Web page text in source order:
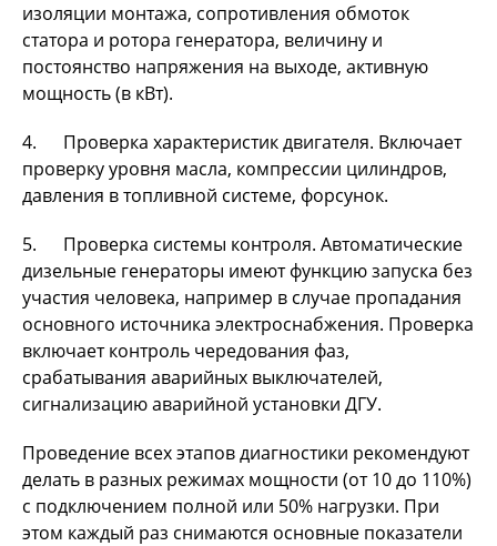
изоляции монтажа, сопротивления обмоток
статора и ротора генератора, величину и
постоянство напряжения на выходе, активную
мощность (в кВт).
4. Проверка характеристик двигателя. Включает
проверку уровня масла, компрессии цилиндров,
давления в топливной системе, форсунок.
5. Проверка системы контроля. Автоматические
дизельные генераторы имеют функцию запуска без
участия человека, например в случае пропадания
основного источника электроснабжения. Проверка
включает контроль чередования фаз,
срабатывания аварийных выключателей,
сигнализацию аварийной установки ДГУ.
Проведение всех этапов диагностики рекомендуют
делать в разных режимах мощности (от 10 до 110%)
с подключением полной или 50% нагрузки. При
этом каждый раз снимаются основные показатели